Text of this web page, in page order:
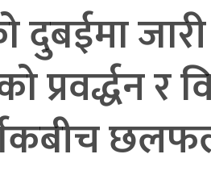
प्रवर्द्धन र